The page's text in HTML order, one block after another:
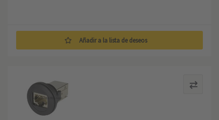
Añadir a la lista de deseos